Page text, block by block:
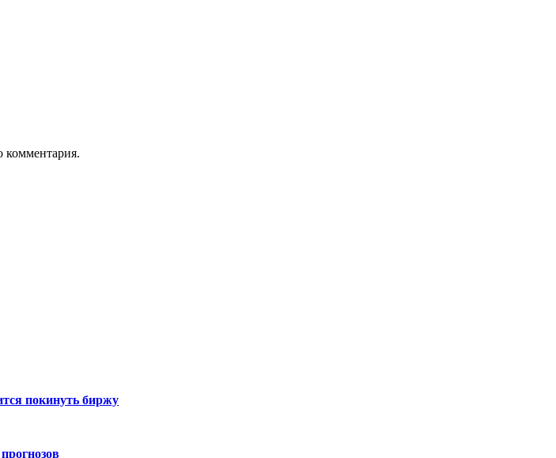
комментария.
покинуть биржу